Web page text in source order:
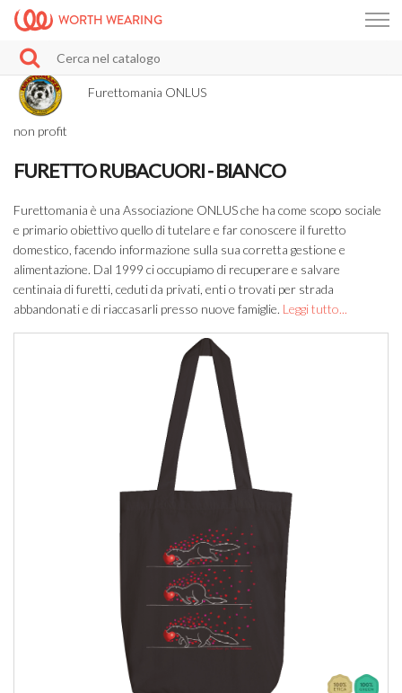
WORTH WEARING
Furettomania ONLUS
non profit
FURETTO RUBACUORI - BIANCO
Furettomania è una Associazione ONLUS che ha come scopo sociale
e primario obiettivo quello di tutelare e far conoscere il furetto
domestico, facendo informazione sulla sua corretta gestione e
alimentazione. Dal 1999 ci occupiamo di recuperare e salvare
centinaia di furetti, ceduti da privati, enti o trovati per strada
abbandonati e di riaccasarli presso nuove famiglie. Leggi tutto...